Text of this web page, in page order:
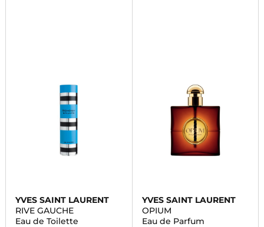
YVES SAINT LAURENT
RIVE GAUCHE
Eau de Toilette
YVES SAINT LAURENT
OPIUM
Eau de Parfum